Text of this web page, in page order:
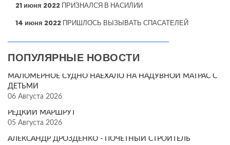
21 июня 2022 ПРИЗНАЛСЯ В НАСИЛИИ
14 июня 2022 ПРИШЛОСЬ ВЫЗЫВАТЬ СПАСАТЕЛЕЙ
ПОПУЛЯРНЫЕ НОВОСТИ
МАЛОМЕРНОЕ СУДНО НАЕХАЛО НА НАДУВНОЙ МАТРАС С
ДЕТЬМИ
06 Августа 2026
РЕДКИЙ МАРШРУТ
05 Августа 2026
АЛЕКСАНДР ДРОЗДЕНКО - ПОЧЁТНЫЙ СТРОИТЕЛЬ